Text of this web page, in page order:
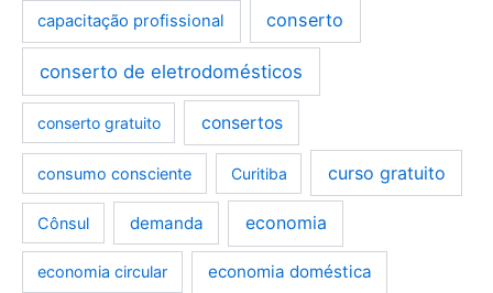
capacitação profissional conserto
conserto de eletrodomésticos
conserto gratuito consertos
consumo consciente Curitiba curso gratuito
Cônsul demanda economia
economia circular economia doméstica